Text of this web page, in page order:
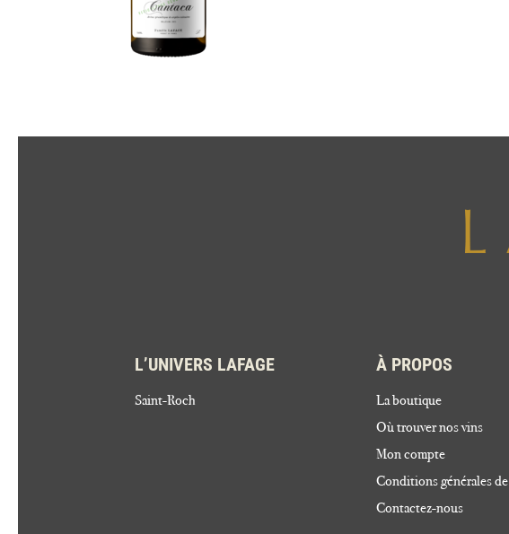
L’UNIVERS LAFAGE
Saint-Roch
À PROPOS
La boutique
Où trouver nos vins
Mon compte
Conditions générales
Contactez-nous